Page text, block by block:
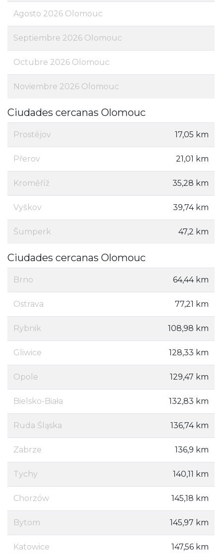
Agosto 2026 Olomouc
Septiembre 2026 Olomouc
Octubre 2026 Olomouc
Noviembre 2026 Olomouc
Ciudades cercanas Olomouc
Prostějov 17,05 km
Přerov 21,01 km
Kroměříž 35,28 km
Vyškov 39,74 km
Šumperk 47,2 km
Ciudades cercanas Olomouc
Brno 64,44 km
Ostrava 77,21 km
Rybnik 108,98 km
Gliwice 128,33 km
Opole 129,47 km
Bielsko-Biała 132,83 km
Ruda Śląska 136,74 km
Zabrze 136,9 km
Tychy 140,11 km
Chorzów 145,18 km
Bytom 145,97 km
Katowice 147,56 km